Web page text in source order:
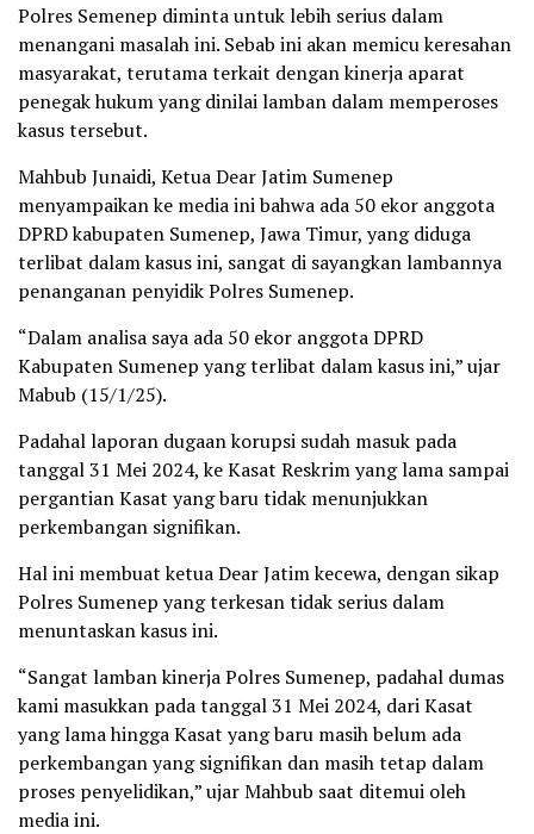
Polres Semenep diminta untuk lebih serius dalam
menangani masalah ini. Sebab ini akan memicu keresahan
masyarakat, terutama terkait dengan kinerja aparat
penegak hukum yang dinilai lamban dalam memperoses
kasus tersebut.
Mahbub Junaidi, Ketua Dear Jatim Sumenep
menyampaikan ke media ini bahwa ada 50 ekor anggota
DPRD kabupaten Sumenep, Jawa Timur, yang diduga
terlibat dalam kasus ini, sangat di sayangkan lambannya
penanganan penyidik Polres Sumenep.
“Dalam analisa saya ada 50 ekor anggota DPRD
Kabupaten Sumenep yang terlibat dalam kasus ini,” ujar
Mabub (15/1/25).
Padahal laporan dugaan korupsi sudah masuk pada
tanggal 31 Mei 2024, ke Kasat Reskrim yang lama sampai
pergantian Kasat yang baru tidak menunjukkan
perkembangan signifikan.
Hal ini membuat ketua Dear Jatim kecewa, dengan sikap
Polres Sumenep yang terkesan tidak serius dalam
menuntaskan kasus ini.
“Sangat lamban kinerja Polres Sumenep, padahal dumas
kami masukkan pada tanggal 31 Mei 2024, dari Kasat
yang lama hingga Kasat yang baru masih belum ada
perkembangan yang signifikan dan masih tetap dalam
proses penyelidikan,” ujar Mahbub saat ditemui oleh
media ini.